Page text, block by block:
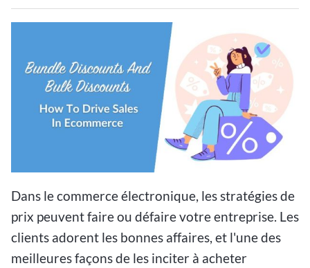
Dans le commerce électronique, les stratégies de
prix peuvent faire ou défaire votre entreprise. Les
clients adorent les bonnes affaires, et l'une des
meilleures façons de les inciter à acheter